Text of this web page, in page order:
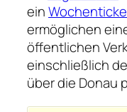
ein
ermöglichen
öffentlichen
einschließlich
über die Donau